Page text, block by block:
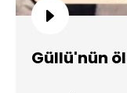
Güllü'nün